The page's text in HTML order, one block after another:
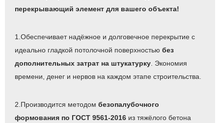
перекрывающий элемент для вашего объекта!
1.Обеспечивает надёжное и долговечное перекрытие с
идеально гладкой потолочной поверхностью без
дополнительных затрат на штукатурку . Экономия
времени, денег и нервов на каждом этапе строительства.
2.Производится методом безопалубочного
формования по ГОСТ 9561-2016 из тяжёлого бетона